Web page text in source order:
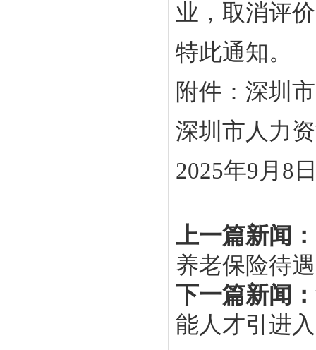
业，取消评
特此通知。
附件：深圳
深圳市人力
2025年9月8
上一篇新闻：
养老保险待
下一篇新闻：
能人才引进